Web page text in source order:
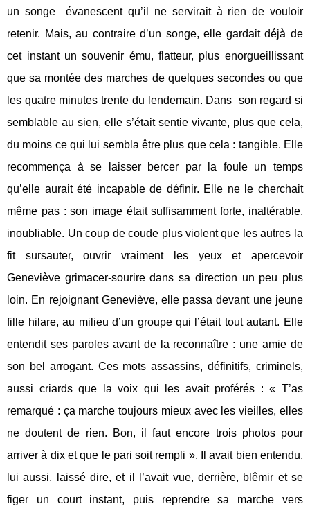
un songe
évanescent qu’il ne servirait à rien de vouloir
retenir. Mais, au contraire d’un songe, elle gardait déjà de
cet instant un souvenir ému, flatteur, plus enorgueillissant
que sa montée des marches de quelques secondes ou que
les quatre minutes trente du lendemain. Dans son regard si
semblable au sien, elle s’était sentie vivante, plus que cela,
du moins ce qui lui sembla être plus que cela : tangible. Elle
recommença à se laisser bercer par la foule un temps
qu’elle aurait été incapable de définir. Elle ne le cherchait
même pas : son image était suffisamment forte, inaltérable,
inoubliable. Un coup de coude plus violent que les autres la
fit sursauter, ouvrir vraiment les yeux et apercevoir
Geneviève grimacer-sourire dans sa direction un peu plus
loin. En rejoignant Geneviève, elle passa devant une jeune
fille hilare, au milieu d’un groupe qui l’était tout autant. Elle
entendit ses paroles avant de la reconnaître : une amie de
son bel arrogant. Ces mots assassins, définitifs, criminels,
aussi criards que la voix qui les avait proférés : « T’as
remarqué : ça marche toujours mieux avec les vieilles, elles
ne doutent de rien. Bon, il faut encore trois photos pour
arriver à dix et que le pari soit rempli ». Il avait bien entendu,
lui aussi, laissé dire, et il l’avait vue, derrière, blêmir et se
figer un court instant, puis reprendre sa marche vers